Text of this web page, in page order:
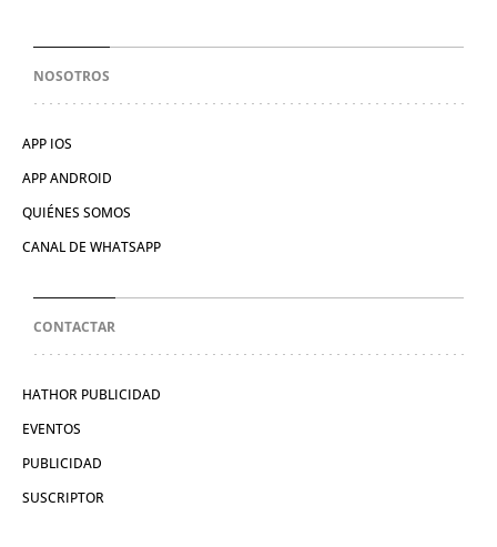
NOSOTROS
APP IOS
APP ANDROID
QUIÉNES SOMOS
CANAL DE WHATSAPP
CONTACTAR
HATHOR PUBLICIDAD
EVENTOS
PUBLICIDAD
SUSCRIPTOR